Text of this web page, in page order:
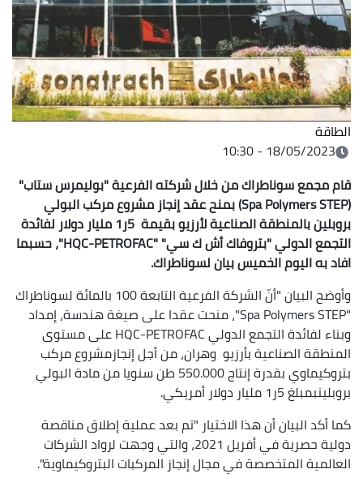
الطاقة
18/05/2023 - 10:30
قام مجمع سوناطراك من خلال شركته الفرعية "بوليمرس ستاب"
Spa Polymers STEP) بمنح عقد إنجاز مشروع مركب البولي
بروبلين بالمنطقة الصناعية لأرزيو بقيمة 5ر1 مليار دولار لفائدة
التجمع الدولي "بتروفاك أش ك سي" "HQC-PETROFAC
"،حسبما
افاد به اليوم الخميس بيان لسوناطراك.
وأوضح البيان "أنّ الشركة الفرعية التابعة 100 بالمائة لسوناطراك
"Spa Polymers STEP"، منحت عقدا على صيغة هندسة، إمداد
وبناء لفائدة التجمع الدولي HQC-PETROFAC على مستوى
المنطقة الصناعية بأرزيو وهران، من أجل إنجازمشروع مركب
بتروكيماوي بقدرة إنتاج 550.000 طن سنويا من مادة البولي
بروبلينبمبلغ 5ر1 مليار دولار أمريكي.
كما أكد البيان أن هذا الاختيار "تم بعد عملية إطلاق مناقصة
دولية حصرية في أفريل 2021، والتي وجهت لرواد الشركات
العالمية المتخصصة في مجال إنجاز المركبات البتروكيماوية".